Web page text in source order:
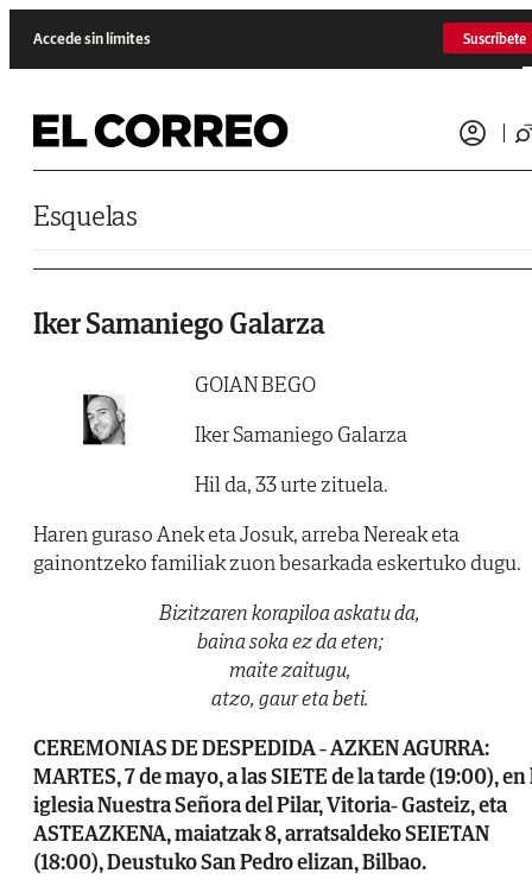
Accede sin límites Suscríbete
Esquelas
Iker Samaniego Galarza
GOIAN BEGO
Iker Samaniego Galarza
Hil da, 33 urte zituela.
Haren guraso Anek eta Josuk, arreba Nereak eta
gainontzeko familiak zuon besarkada eskertuko dugu.
Bizitzaren korapiloa askatu da,
baina soka ez da eten;
maite zaitugu,
atzo, gaur eta beti.
CEREMONIAS DE DESPEDIDA - AZKEN AGURRA:
MARTES, 7 de mayo, a las SIETE de la tarde (19:00), en
iglesia Nuestra Señora del Pilar, Vitoria- Gasteiz, eta
ASTEAZKENA, maiatzak 8, arratsaldeko SEIETAN
(18:00), Deustuko San Pedro elizan, Bilbao.